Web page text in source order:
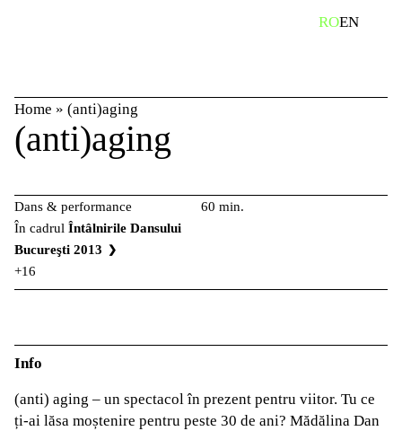
ROEN
Home » (anti)aging
(anti)aging
Dans & performance
În cadrul Întâlnirile Dansului
Bucureşti 2013
+16
60 min.
Info
(anti) aging – un spectacol în prezent pentru viitor. Tu ce
ți-ai lăsa moștenire pentru peste 30 de ani? Mădălina Dan